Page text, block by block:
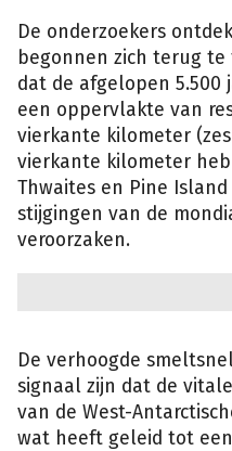
De onderzoekers
begonnen zich terug
dat de afgelopen 5.500
een oppervlakte van
vierkante kilometer
vierkante kilometer
Thwaites en Pine
stijgingen van de
veroorzaken.
De verhoogde
signaal zijn dat de
van de West-
wat heeft geleid tot